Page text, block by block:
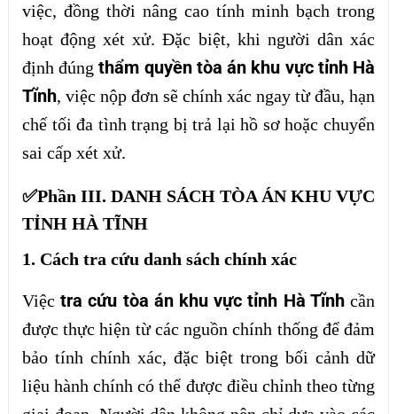
việc, đồng thời nâng cao tính minh bạch trong
hoạt động xét xử. Đặc biệt, khi người dân xác
định đúngthẩm quyền tòa án khu vực tỉnh Hà
Tĩnh, việc nộp đơn sẽ chính xác ngay từ đầu, hạn
chế tối đa tình trạng bị trả lại hồ sơ hoặc chuyển
sai cấp xét xử.
✅Phần III. DANH SÁCH TÒA ÁN KHU VỰC
TỈNH HÀ TĨNH
1. Cách tra cứu danh sách chính xác
Việctra cứu tòa án khu vực tỉnh Hà Tĩnhcần
được thực hiện từ các nguồn chính thống để đảm
bảo tính chính xác, đặc biệt trong bối cảnh dữ
liệu hành chính có thể được điều chỉnh theo từng